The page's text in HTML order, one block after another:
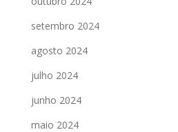
setembro 2024
agosto 2024
julho 2024
junho 2024
maio 2024